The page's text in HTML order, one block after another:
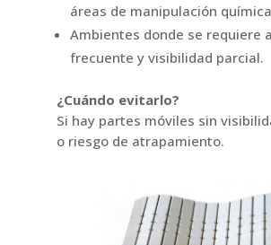
áreas de manipulación
Ambientes donde se requiere
frecuente y visibilidad parcial.
¿Cuándo evitarlo?
Si hay partes móviles sin
o riesgo de atrapamiento.